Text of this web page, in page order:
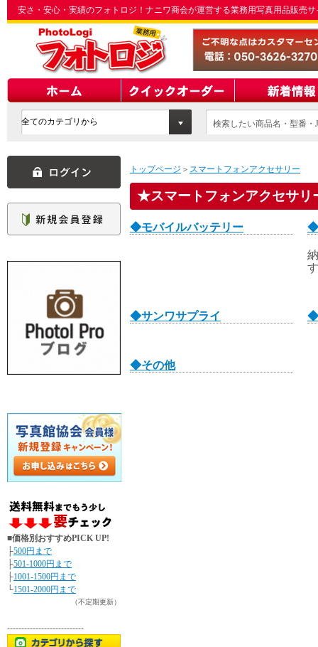
安さ・安心・実績のフォトロジ！ナニワ商会が運営する業務用写真用品販売
検索したい商品名・型番
トップページ ＞ スマートフォンアクセサリー
スマートフォンアクセサリ
◆モバイルバッテリー ◆
す
◆サンワサプライ ◆
◆その他
■価格別おすすめPICK UP!
├500円まで
├501-1000円まで
├1001-1500円まで
└1501-2000円まで
（不定期更新）
---------------------------